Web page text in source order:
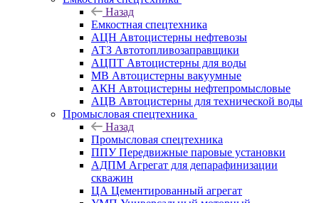
Назад
Емкостная спецтехника
АЦН Автоцистерны нефтевозы
АТЗ Автотопливозаправщики
АЦПТ Автоцистерны для воды
МВ Автоцистерны вакуумные
АКН Автоцистерны нефтепромысловые
АЦВ Автоцистерны для технической воды
Промысловая спецтехника
Назад
Промысловая спецтехника
ППУ Передвижные паровые установки
АДПМ Агрегат для депарафинизации
скважин
ЦА Цементированный агрегат